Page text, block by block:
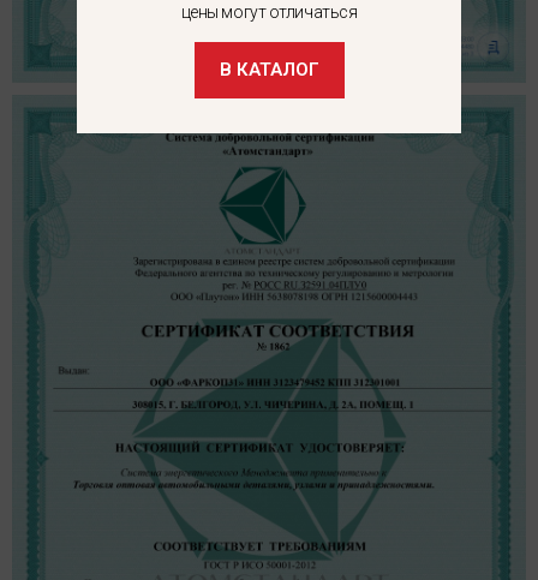
цены могут отличаться
В КАТАЛОГ